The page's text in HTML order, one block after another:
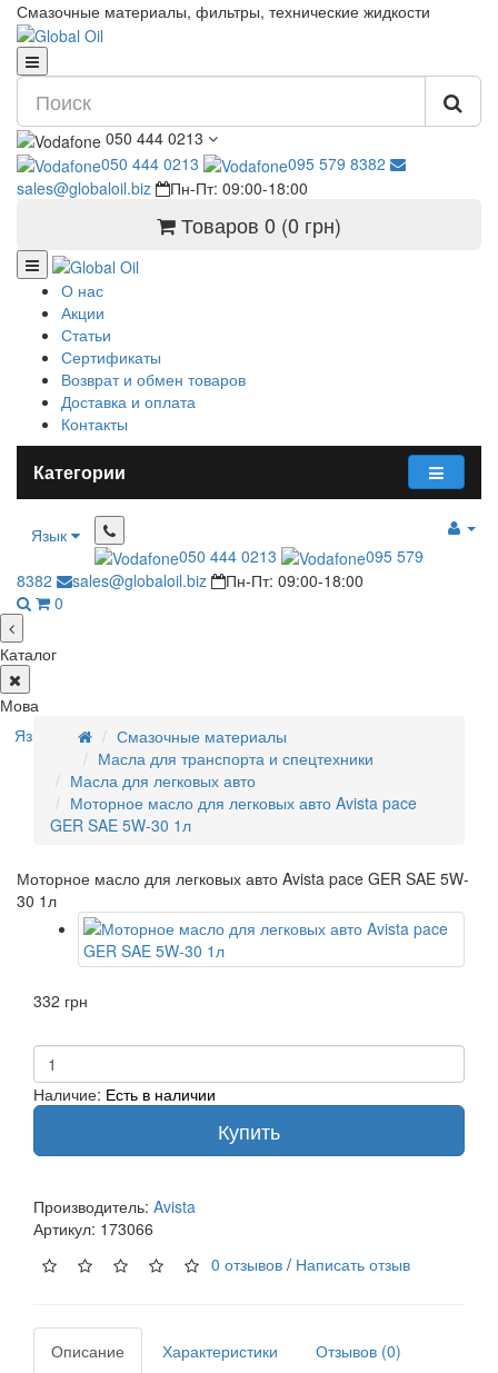
Смазочные материалы, фильтры, технические жидкости
050 444 0213
050 444 0213
095 579 8382
sales@globaloil.biz
Пн-Пт: 09:00-18:00
Товаров 0 (0 грн)
О нас
Акции
Статьи
Сертификаты
Возврат и обмен товаров
Доставка и оплата
Контакты
Категории
Язык
050 444 0213
095 579
8382
sales@globaloil.biz
Пн-Пт: 09:00-18:00
0
Каталог
Мова
Язык
Смазочные материалы
Масла для транспорта и спецтехники
Масла для легковых авто
Моторное масло для легковых авто Avista pace
GER SAE 5W-30 1л
Моторное масло для легковых авто Avista pace GER SAE 5W-
30 1л
332 грн
Наличие: Есть в наличии
Купить
Производитель: Avista
Артикул: 173066
0 отзывов / Написать отзыв
Описание Характеристики
Отзывов (0)